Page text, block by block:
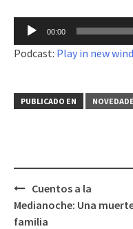
Reproductor
audio
00:00
Podcast: Play in new
PUBLICADO EN
Navegación
de
Cuentos a la
Medianoche: Una
familia